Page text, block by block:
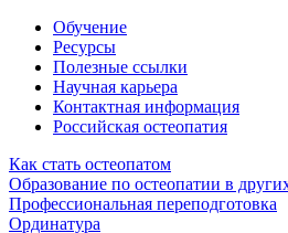
Обучение
Ресурсы
Полезные ссылки
Научная карьера
Контактная информация
Российская остеопатия
Как стать остеопатом
Образование по остеопатии в
Профессиональная переподготовка
Ординатура